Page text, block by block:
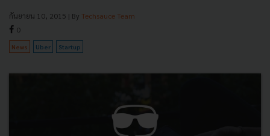
กันยายน 10, 2015 | By Techsauce Team
0
News Uber Startup